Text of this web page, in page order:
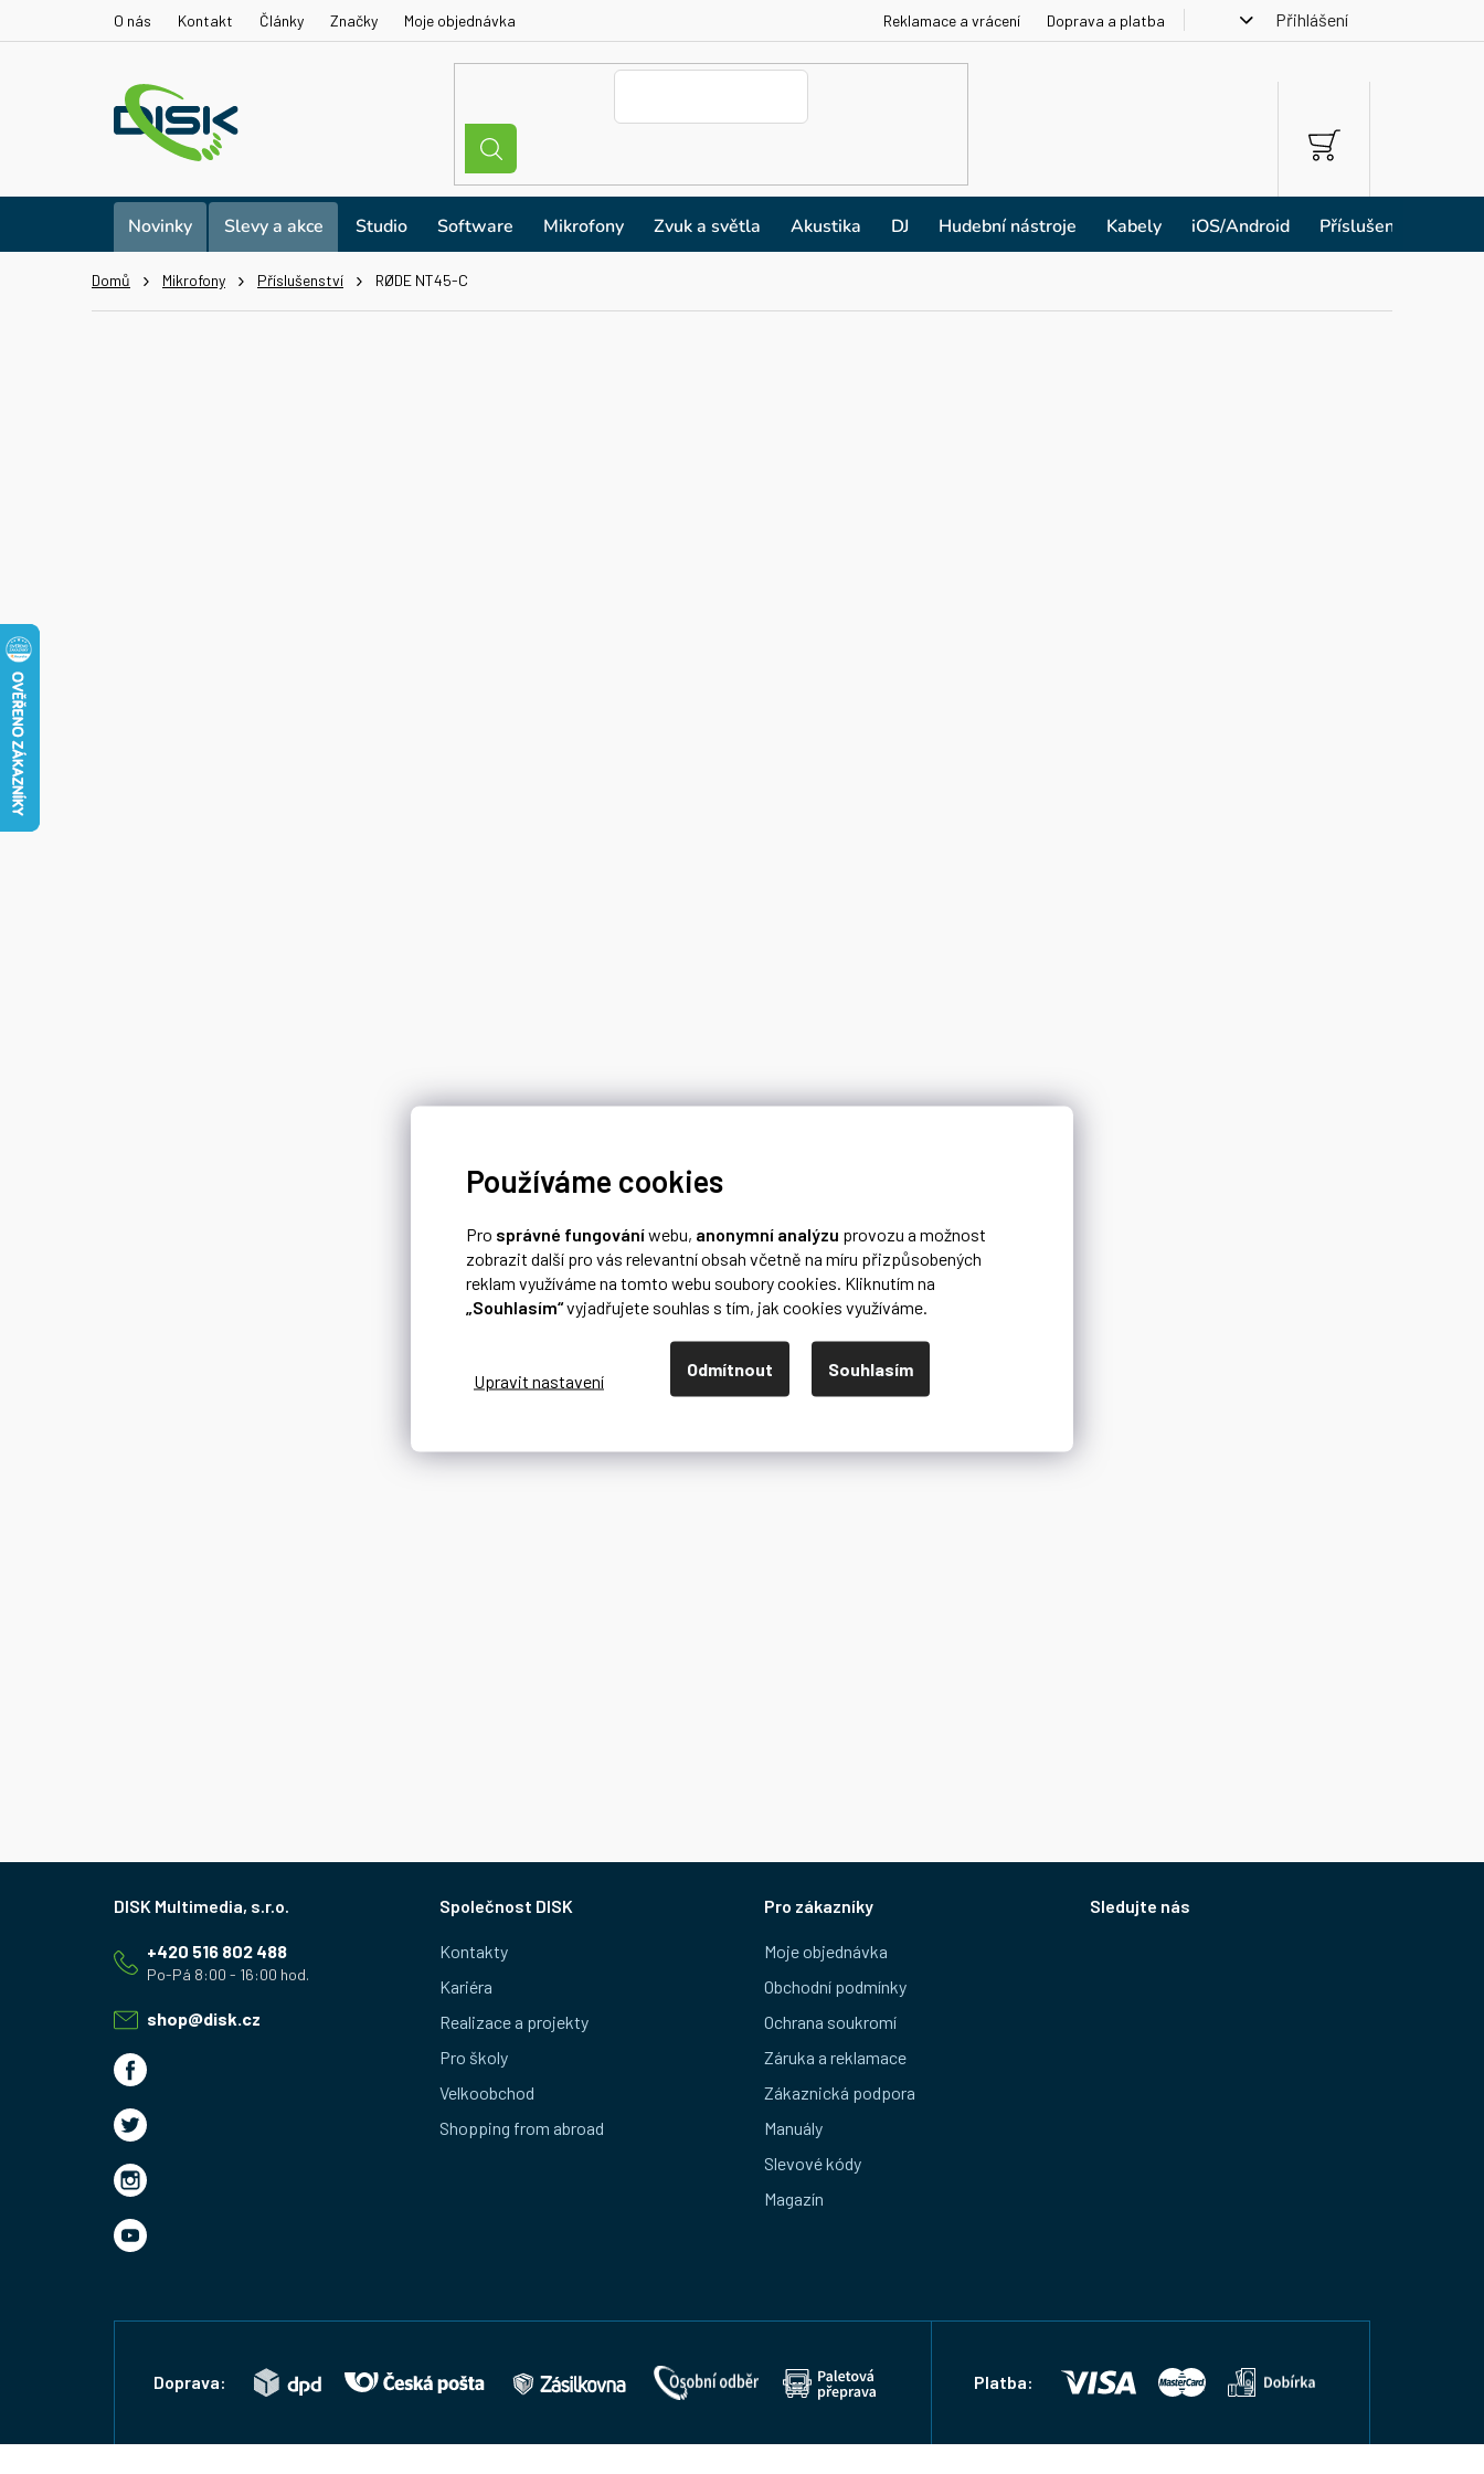
Používáme cookies
Pro správné fungováníwebu, anonymní analýzu provozu a možnost
zobrazit další pro vás relevantní obsah včetně na míru přizpůsobených
reklam využíváme na tomto webu soubory cookies. Kliknutím na
„Souhlasím“vyjadřujete souhlas s tím, jak cookies využíváme.
Odmítnout Souhlasím
O nás Kontakt Články Značky Moje objednávka Reklamace a vrácení Doprava a platba Přihlášení
NÁKUPNÍ
KOŠÍK
Novinky Slevy a akce Studio Software Mikrofony Zvuk a světla Akustika DJ Hudební nástroje Kabely iOS/Android Příslušenství
Domů Mikrofony Příslušenství RØDE NT45-C
shop@disk.cz
+420 516 802 488
Společnost DISK
Kontakty
Kariéra
Realizace a projekty
Pro školy
Velkoobchod
Shopping from abroad
Pro zákazníky
Moje objednávka
Obchodní podmínky
Ochrana soukromí
Záruka a reklamace
Zákaznická podpora
Manuály
Slevové kódy
Magazín
Sledujte nás
Doprava: Platba: